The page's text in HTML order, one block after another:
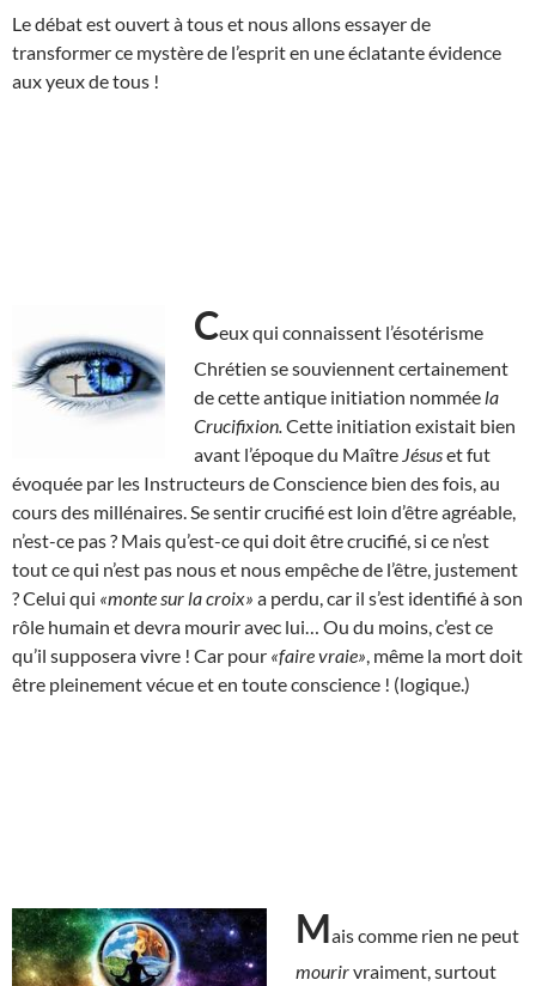
Le débat est ouvert à tous et nous allons essayer de
transformer ce mystère de l’esprit en une éclatante évidence
aux yeux de tous !
Ceux qui connaissent l’ésotérisme
Chrétien se souviennent certainement
de cette antique initiation nommée la
Crucifixion. Cette initiation existait bien
avant l’époque du Maître Jésuset fut
évoquée par les Instructeurs de Conscience bien des fois, au
cours des millénaires. Se sentir crucifié est loin d’être agréable,
n’est-ce pas ? Mais qu’est-ce qui doit être crucifié, si ce n’est
tout ce qui n’est pas nous et nous empêche de l’être, justement
? Celui qui «monte sur la croix» a perdu, car il s’est identifié à son
rôle humain et devra mourir avec lui… Ou du moins, c’est ce
qu’il supposera vivre ! Car pour «faire vraie» , même la mort doit
être pleinement vécue et en toute conscience ! (logique.)
Mais comme rien ne peut
mourirvraiment, surtout